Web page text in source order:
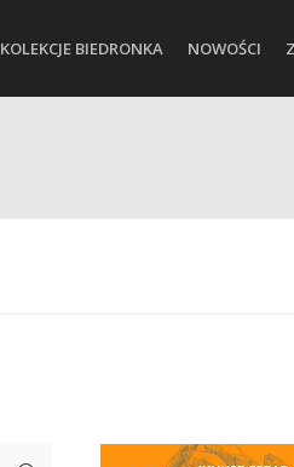
KOLEKCJE BIEDRONKA NOWOŚCI